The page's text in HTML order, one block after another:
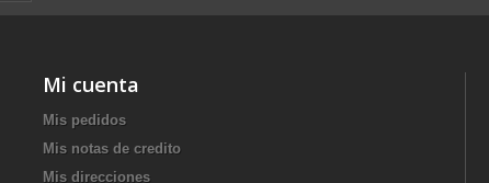
Mi cuenta
Mis pedidos
Mis notas de credito
Mis direcciones